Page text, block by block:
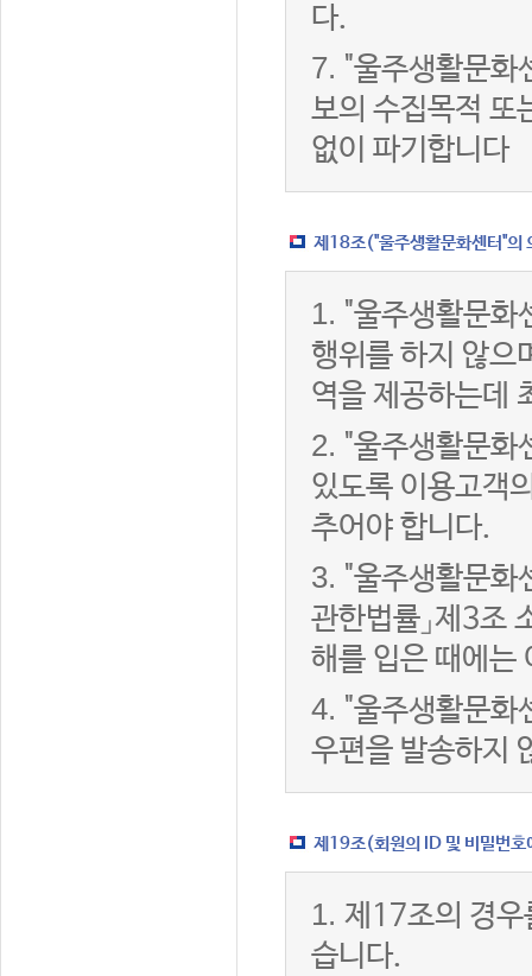
다.
7. "울주생활문화
보의 수집목적 또
없이 파기합니다
제18조("울주생활문화센터"의
1. "울주생활문화
행위를 하지 않으
역을 제공하는데
2. "울주생활문화
있도록 이용고객
추어야 합니다.
3. "울주생활문화
관한법률」제3조
해를 입은 때에는
4. "울주생활문화
우편을 발송하지
제19조(회원의 ID 및 비밀번호
1. 제17조의 경우
습니다.